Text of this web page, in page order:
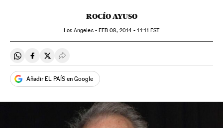
ROCÍO AYUSO
Los Angeles - FEB 08, 2014 - 11:11EST
Compartir en Whatsapp
Compartir en Facebook
Compartir en Twitter
Desplegar Redes Sociales
Añadir EL PAÍS en Google